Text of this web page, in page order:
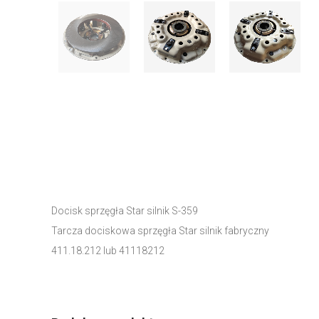
Docisk sprzęgła Star silnik S-359
Tarcza dociskowa sprzęgła Star silnik fabryczny
411.18.212 lub 41118212